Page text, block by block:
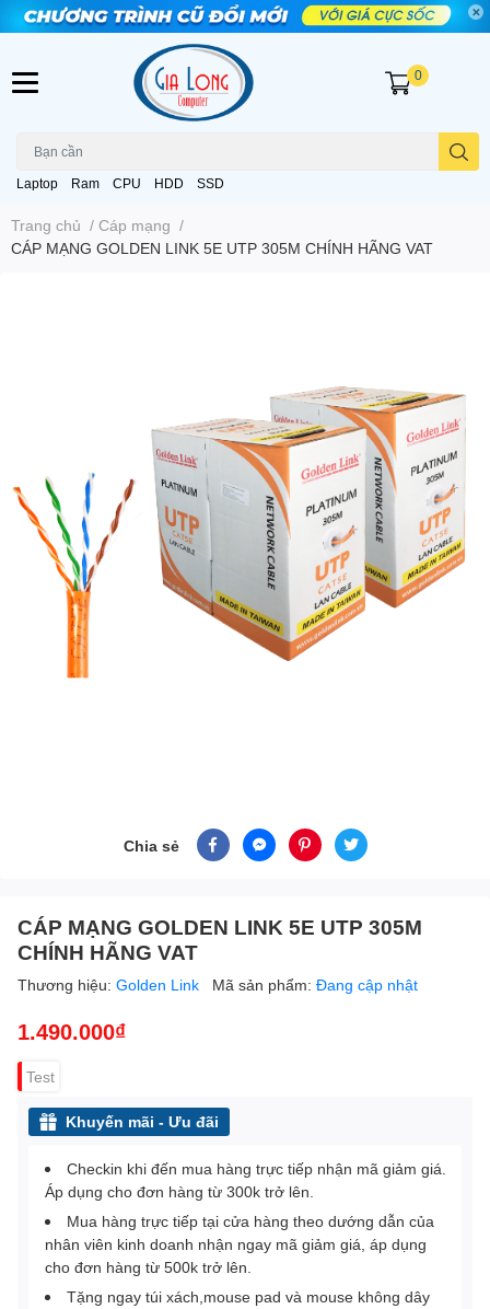
Laptop Ram CPU HDD SSD
0
Trang chủ / Cáp mạng /
CÁP MẠNG GOLDEN LINK 5E UTP 305M CHÍNH HÃNG VAT
Chia sẻ
CÁP MẠNG GOLDEN LINK 5E UTP 305M
CHÍNH HÃNG VAT
Thương hiệu: Golden Link Mã sản phẩm: Đang cập nhật
1.490.000₫
Test
Khuyến mãi - Ưu đãi
Checkin khi đến mua hàng trực tiếp nhận mã giảm giá.
Áp dụng cho đơn hàng từ 300k trở lên.
Mua hàng trực tiếp tại cửa hàng theo dướng dẫn của
nhân viên kinh doanh nhận ngay mã giảm giá, áp dụng
cho đơn hàng từ 500k trở lên.
Tặng ngay túi xách,mouse pad và mouse không dây